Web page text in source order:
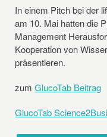
In einem Pitch bei der
am 10. Mai hatten die
Management
Kooperation von
präsentieren.
zumGlucoTab Beitrag
GlucoTab